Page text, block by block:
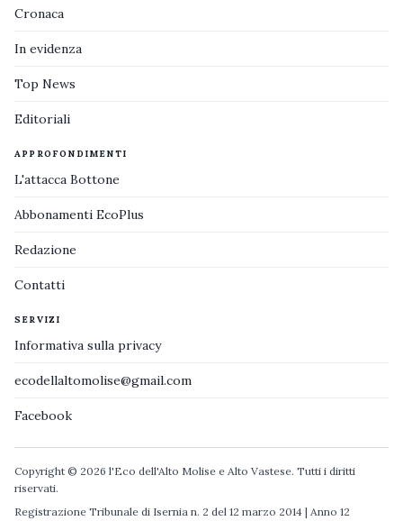
Cronaca
In evidenza
Top News
Editoriali
APPROFONDIMENTI
L'attacca Bottone
Abbonamenti EcoPlus
Redazione
Contatti
SERVIZI
Informativa sulla privacy
ecodellaltomolise@gmail.com
Facebook
Copyright © 2026 l'Eco dell'Alto Molise e Alto Vastese. Tutti i diritti
riservati.
Registrazione Tribunale di Isernia n. 2 del 12 marzo 2014 | Anno 12